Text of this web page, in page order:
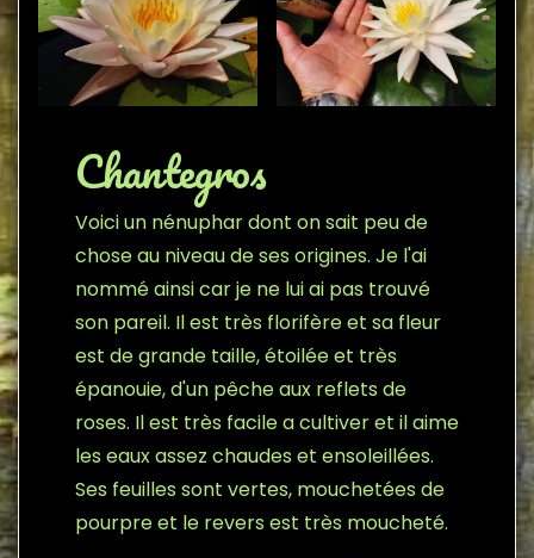
Chantegros
Voici un nénuphar dont on sait peu de
chose au niveau de ses origines. Je l'ai
nommé ainsi car je ne lui ai pas trouvé
son pareil. Il est très florifère et sa fleur
est de grande taille, étoilée et très
épanouie, d'un pêche aux reflets de
roses. Il est très facile a cultiver et il aime
les eaux assez chaudes et ensoleillées.
Ses feuilles sont vertes, mouchetées de
pourpre et le revers est très moucheté.